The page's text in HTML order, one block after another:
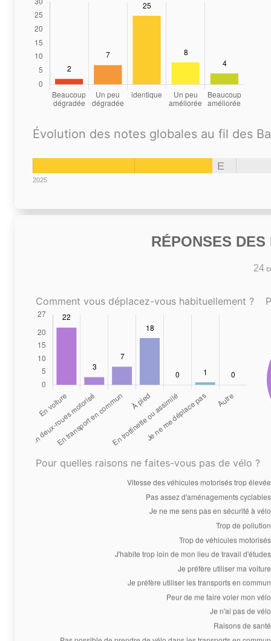
Évolution des notes globales au fil des
E
2025
RÉPONSES
24
Comment vous déplacez-vous habituellement ?
Pour quelles raisons ne faites-vous pas de vélo ?